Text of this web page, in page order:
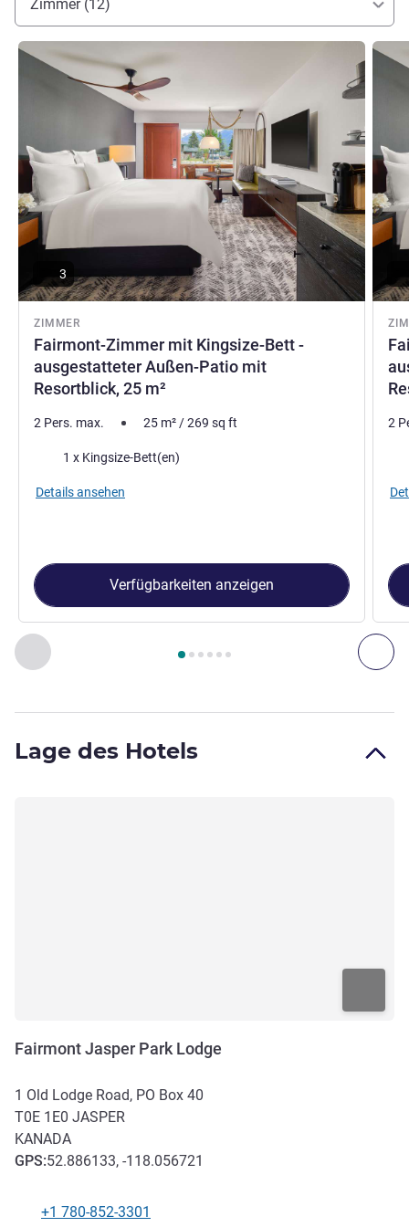
Zimmer (12)
Zurück - Zimmer
Seite1 , Zimmer 1 : Fairmont-Zimmer mit Kingsize-
ZIMMER
Fairmont-Zimmer mit Kingsize-Bett -
ausgestatteter Außen-Patio mit
Resortblick, 25 m²
Details ansehen
3
2 Pers. max. 25 m²/269 sq ft
Bettwäsche
1 x Kingsize-Bett(en)
Details ansehen
Verfügbarkeiten anzeigen
2
Lage des Hotels
Fairmont Jasper Park Lodge
1 Old Lodge Road, PO Box 40
T0E 1E0 JASPER
KANADA
GPS:52.886133, -118.056721
+1 780-852-3301